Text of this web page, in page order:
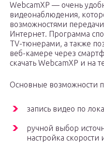
WebcamXP — очень
видеонаблюдения,
возможностями
Интернет. Программа
TV-тюнерами, а также
веб-камере через
скачать WebcamXP и на
Основные возможности
запись видео по
ручной выбор
настройка скорости